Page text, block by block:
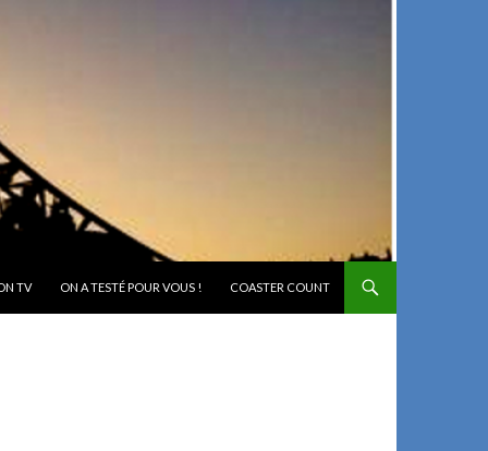
TV ON A TESTÉ POUR VOUS ! COASTER COUNT